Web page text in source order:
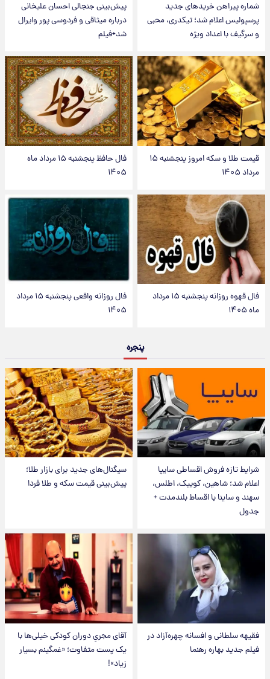
شماره پیراهن خریدهای جدید
پرسپولیس اعلام شد؛ تیکدری، محبی
و سرگیف با اعداد ویژه
پیش‌بینی جنجالی احسان علیخانی
درباره میثاقی و فردوسی پور وایرال
شد+فیلم
قیمت طلا و سکه امروز پنجشنبه ۱۵
مرداد ۱۴۰۵
فال حافظ پنجشنبه ۱۵ مرداد ماه
۱۴۰۵
فال قهوه روزانه پنجشنبه ۱۵ مرداد
ماه ۱۴۰۵
فال روزانه واقعی پنجشنبه ۱۵ مرداد
۱۴۰۵
پنجره
شرایط تازه فروش اقساطی سایپا
اعلام شد؛ شاهین، کوییک، اطلس،
سهند و ساینا با اقساط بلندمدت +
جدول
سیگنال‌های جدید برای بازار طلا؛
پیش‌بینی قیمت سکه و طلا فردا
فقیهه سلطانی و افسانه چهره‌آزاد در
فیلم جدید بهاره رهنما
آقای مجریِ دوران کودکی خیلی‌ها با
یک پست متفاوت؛ «غمگینم بسیار
زیاد»!